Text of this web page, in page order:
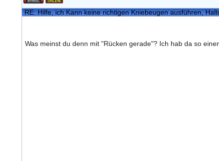
RE: Hilfe, ich Kann keine richtigen Kniebeugen ausführen,
Was meinst du denn mit "Rücken gerade"? Ich hab da so